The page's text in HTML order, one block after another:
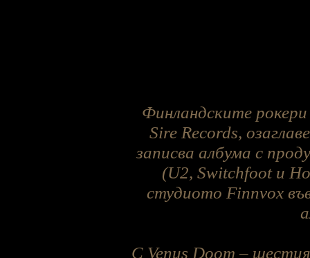
Финландските
Sire Records,
записва албума с
(U2, Switchfoot и
студиото Finnvox
С Venus Doom –